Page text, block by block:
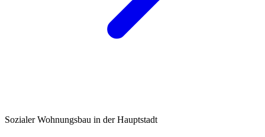
Sozialer Wohnungsbau in der Hauptstadt